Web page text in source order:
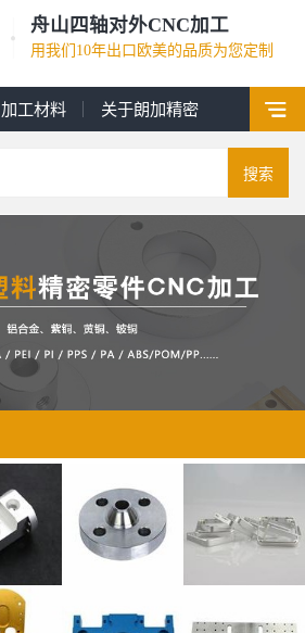
舟山四轴对外CNC加工
用我们10年出口欧美的品质为您定制
加工材料 关于朗加精密
搜索